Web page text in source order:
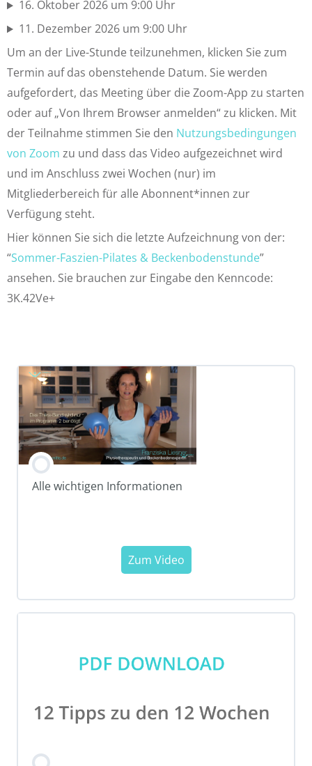
16. Oktober 2026 um 9:00 Uhr
11. Dezember 2026 um 9:00 Uhr
Um an der Live-Stunde teilzunehmen, klicken Sie zum
Termin auf das obenstehende Datum. Sie werden
aufgefordert, das Meeting über die Zoom-App zu starten
oder auf „Von Ihrem Browser anmelden“ zu klicken. Mit
der Teilnahme stimmen Sie den Nutzungsbedingungen
von Zoom zu und dass das Video aufgezeichnet wird
und im Anschluss zwei Wochen (nur) im
Mitgliederbereich für alle Abonnent*innen zur
Verfügung steht.
Hier können Sie sich die letzte Aufzeichnung von der:
“Sommer-Faszien-Pilates & Beckenbodenstunde”
ansehen. Sie brauchen zur Eingabe den Kenncode:
3K.42Ve+
Alle wichtigen Informationen